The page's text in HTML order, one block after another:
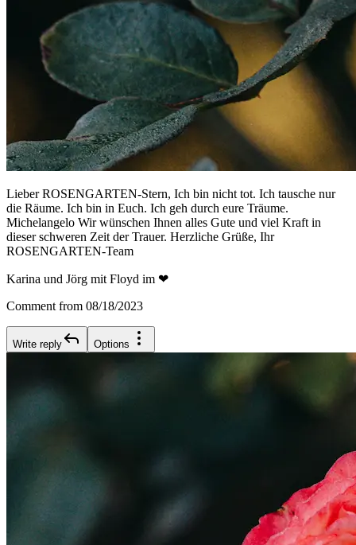
Lieber ROSENGARTEN-Stern, Ich bin nicht tot. Ich tausche nur
die Räume. Ich bin in Euch. Ich geh durch eure Träume.
Michelangelo Wir wünschen Ihnen alles Gute und viel Kraft in
dieser schweren Zeit der Trauer. Herzliche Grüße, Ihr
ROSENGARTEN-Team
Karina und Jörg mit Floyd im ❤
Comment from 08/18/2023
Write reply Options